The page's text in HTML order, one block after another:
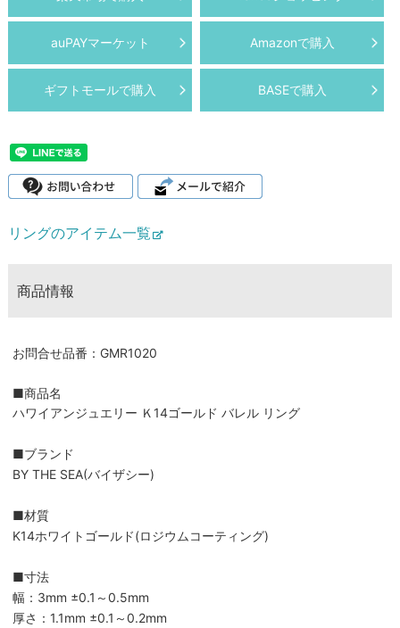
auPAYマーケット Amazonで購入
ギフトモールで購入 BASEで購入
リングのアイテム一覧
商品情報
お問合せ品番：GMR1020
■商品名
ハワイアンジュエリー Ｋ14ゴールド バレル リング
■ブランド
BY THE SEA(バイザシー)
■材質
K14ホワイトゴールド(ロジウムコーティング)
■寸法
幅：3mm ±0.1～0.5mm
厚さ：1.1mm ±0.1～0.2mm